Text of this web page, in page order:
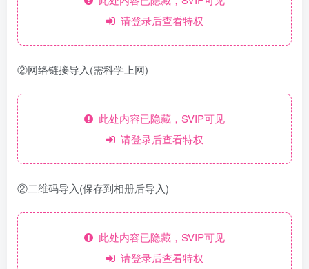
请登录后查看特权
②网络链接导入(需科学上网)
此处内容已隐藏，SVIP可见
请登录后查看特权
②二维码导入(保存到相册后导入)
此处内容已隐藏，SVIP可见
请登录后查看特权